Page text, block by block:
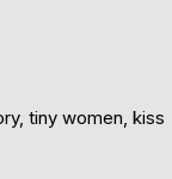
tiny women, kiss